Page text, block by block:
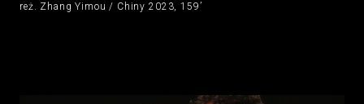
reż. Zhang Yimou / Chiny 2023, 159’